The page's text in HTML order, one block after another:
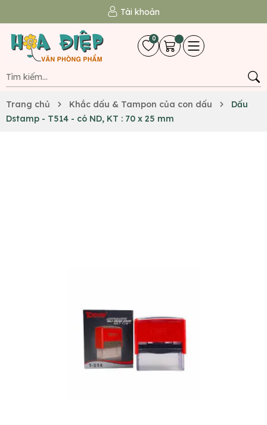
Tài khoản
0
Trang chủ Khắc dấu & Tampon của con dấu
Dấu
Dstamp - T514 - có ND, KT : 70 x 25 mm